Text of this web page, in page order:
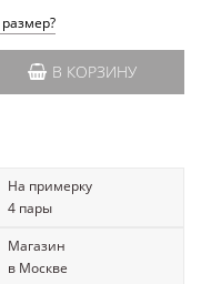
В КОРЗИНУ
На примерку
4 пары
Магазин
в Москве